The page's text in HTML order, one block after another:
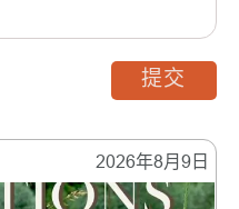
2026年8月9日
提交